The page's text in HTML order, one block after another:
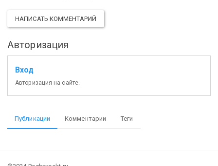
НАПИСАТЬ КОММЕНТАРИЙ
Авторизация
Вход
Авторизация на сайте.
Публикации Комментарии Теги